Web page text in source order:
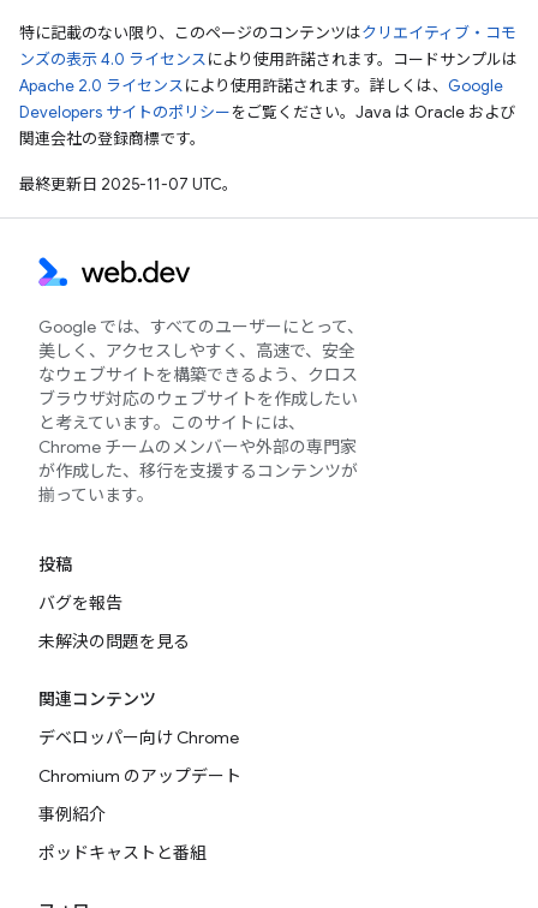
特に記載のない限り、このページのコンテンツはクリエイティブ・コモ
ンズの表示 4.0 ライセンスにより使用許諾されます。コードサンプルは
Apache 2.0 ライセンスにより使用許諾されます。詳しくは、 Google
Developers サイトのポリシーをご覧ください。Java は Oracle および
関連会社の登録商標です。
最終更新日 2025-11-07 UTC。
Google では、すべてのユーザーにとって、
美しく、アクセスしやすく、高速で、安全
なウェブサイトを構築できるよう、クロス
ブラウザ対応のウェブサイトを作成したい
と考えています。このサイトには、
Chrome チームのメンバーや外部の専門家
が作成した、移行を支援するコンテンツが
揃っています。
投稿
バグを報告
未解決の問題を見る
関連コンテンツ
デベロッパー向け Chrome
Chromium のアップデート
事例紹介
ポッドキャストと番組